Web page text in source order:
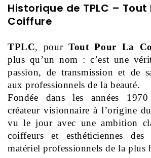
Historique de TPLC – Tout
Coiffure
TPLC, pour Tout Pour La
plus qu’un nom : c’est une
passion, de transmission et de
aux professionnels de la beauté.
Fondée dans les années
créateur visionnaire à l’origine
vu le jour avec une ambition
coiffeurs et esthéticiennes
matériel professionnels de la plus